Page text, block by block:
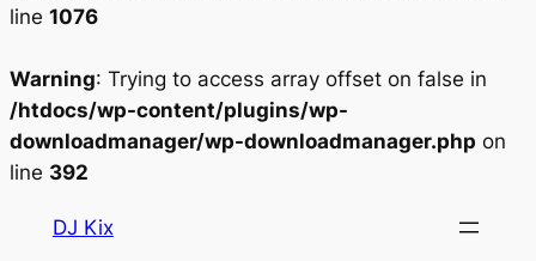
line 1076
Warning: Trying to access array offset on false in
/htdocs/wp-content/plugins/wp-
downloadmanager/wp-downloadmanager.php on
line 392
DJ Kix